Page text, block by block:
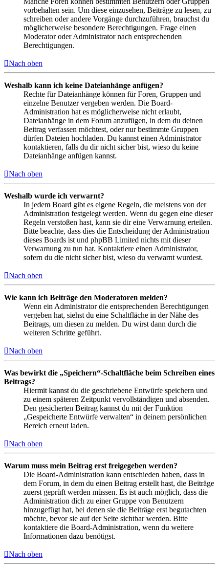
vorbehalten sein. Um diese einzusehen, Beiträge zu lesen, zu
schreiben oder andere Vorgänge durchzuführen, brauchst du
möglicherweise besondere Berechtigungen. Frage einen
Moderator oder Administrator nach entsprechenden
Berechtigungen.
Nach oben
Weshalb kann ich keine Dateianhänge anfügen?
Rechte für Dateianhänge können für Foren, Gruppen und
einzelne Benutzer vergeben werden. Die Board-
Administration hat es möglicherweise nicht erlaubt,
Dateianhänge in dem Forum anzufügen, in dem du deinen
Beitrag verfassen möchtest, oder nur bestimmte Gruppen
dürfen Dateien hochladen. Du kannst einen Administrator
kontaktieren, falls du dir nicht sicher bist, wieso du keine
Dateianhänge anfügen kannst.
Nach oben
Weshalb wurde ich verwarnt?
In jedem Board gibt es eigene Regeln, die meistens von der
Administration festgelegt werden. Wenn du gegen eine dieser
Regeln verstoßen hast, kann sie dir eine Verwarnung erteilen.
Bitte beachte, dass dies die Entscheidung der Administration
dieses Boards ist und phpBB Limited nichts mit dieser
Verwarnung zu tun hat. Kontaktiere einen Administrator,
sofern du die nicht sicher bist, wieso du verwarnt wurdest.
Nach oben
Wie kann ich Beiträge den Moderatoren melden?
Wenn ein Administrator die entsprechenden Berechtigungen
vergeben hat, siehst du eine Schaltfläche in der Nähe des
Beitrags, um diesen zu melden. Du wirst dann durch die
weiteren Schritte geführt.
Nach oben
Was bewirkt die „Speichern“-Schaltfläche beim Schreiben eines
Beitrags?
Hiermit kannst du die geschriebene Entwürfe speichern und
zu einem späteren Zeitpunkt vervollständigen und absenden.
Den gesicherten Beitrag kannst du mit der Funktion
„Gespeicherte Entwürfe verwalten“ in deinem persönlichen
Bereich erneut laden.
Nach oben
Warum muss mein Beitrag erst freigegeben werden?
Die Board-Administration kann entschieden haben, dass in
dem Forum, in dem du einen Beitrag erstellt hast, die Beiträge
zuerst geprüft werden müssen. Es ist auch möglich, dass die
Administration dich zu einer Gruppe von Benutzern
hinzugefügt hat, bei denen sie die Beiträge erst begutachten
möchte, bevor sie auf der Seite sichtbar werden. Bitte
kontaktiere die Board-Administration, wenn du weitere
Informationen dazu benötigst.
Nach oben